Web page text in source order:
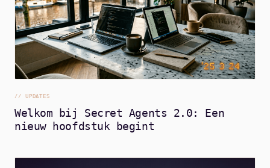
// UPDATES
Welkom bij Secret Agents 2.0: Een
nieuw hoofdstuk begint